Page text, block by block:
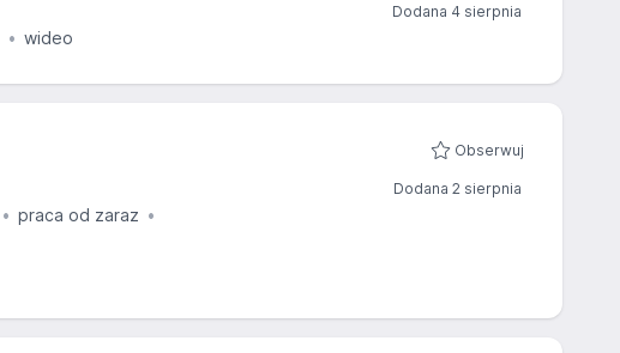
wideo
Dodana 4 sierpnia
praca od zaraz
Obserwuj
Dodana 2 sierpnia